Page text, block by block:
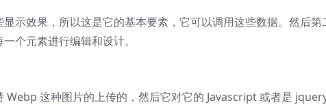
示效果，所以这是它的基本要素，它可以调用这些数据。然后第
个元素进行编辑和设计。
Webp 这种图片的上传的，然后它对它的 Javascript 或者是